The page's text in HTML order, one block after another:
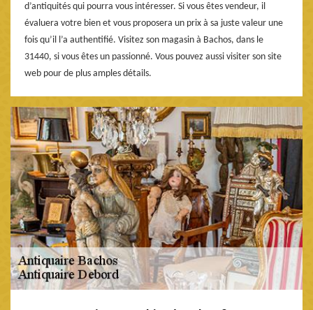
d’antiquités qui pourra vous intéresser. Si vous êtes vendeur, il
évaluera votre bien et vous proposera un prix à sa juste valeur une
fois qu’il l’a authentifié. Visitez son magasin à Bachos, dans le
31440, si vous êtes un passionné. Vous pouvez aussi visiter son site
web pour de plus amples détails.